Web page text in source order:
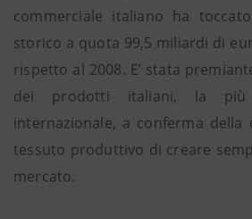
commerciale italiano ha
storico a quota 99,5 miliardi di
rispetto al 2008. E’ stata
dei prodotti italiani, la
internazionale, a conferma della
tessuto produttivo di creare
mercato.